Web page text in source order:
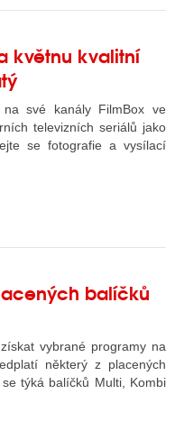
květnu kvalitní
na své kanály FilmBox ve
televizních seriálů jako
se fotografie a vysílací
balíčků
vybrané programy na
některý z placených
týká balíčků Multi, Kombi